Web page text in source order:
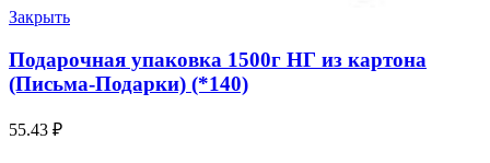
Закрыть
Подарочная упаковка 1500г НГ из картона
(Письма-Подарки) (*140)
55.43 ₽